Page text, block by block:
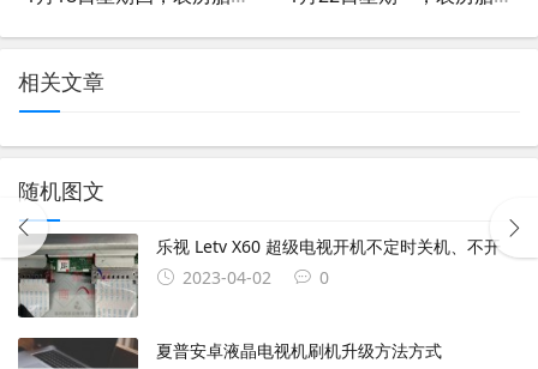
相关文章
随机图文
乐视 Letv X60 超级电视开机不定时关机、不开
2023-04-02
0
夏普安卓液晶电视机刷机升级方法方式